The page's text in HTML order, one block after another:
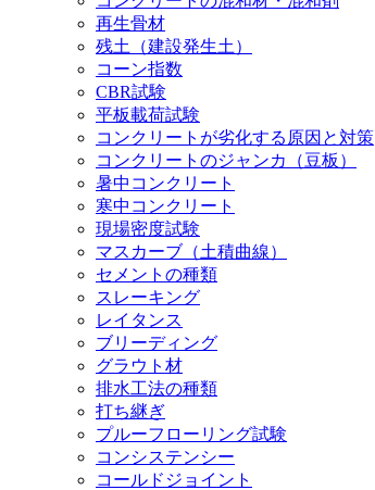
再生骨材
残土（建設発生土）
コーン指数
CBR試験
平板載荷試験
コンクリートが劣化する原因と対策
コンクリートのジャンカ（豆板）
暑中コンクリート
寒中コンクリート
現場密度試験
マスカーブ（土積曲線）
セメントの種類
スレーキング
レイタンス
ブリーディング
グラウト材
排水工法の種類
打ち継ぎ
プルーフローリング試験
コンシステンシー
コールドジョイント